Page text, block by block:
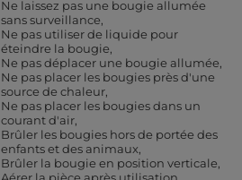
Ne laissez pas une bougie allumée
sans surveillance
Ne pas utiliser de liquide pour
éteindre la bougie
Ne pas déplacer une bougie allumée
Ne pas placer les bougies près d'une
source de chaleur
Ne pas placer les bougies dans un
courant d'air
Brûler les bougies hors de portée des
enfants et des animaux
Brûler la bougie en position verticale